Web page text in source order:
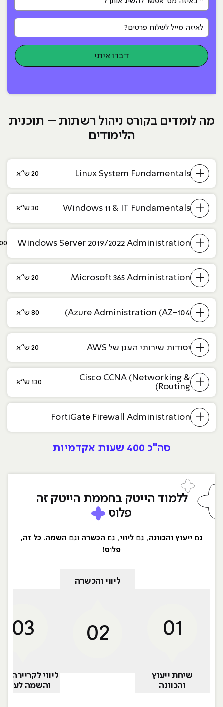
לאיזה מייל לשלוח פרטים?
דברו איתי
מה לומדים בקורס ניהול רשתות – תוכנית
הלימודים
+
Linux System Fundamentals 20 ש״א
+
Windows 11 & IT Fundamentals 30 ש״א
+
Windows Server 2019/2022 Administration
100
+
Microsoft 365 Administration 20 ש״א
+
Azure Administration (AZ-104) 80 ש״א
+ יסודות שירותי הענן של AWS 20 ש״א
+
Cisco CCNA (Networking &
Routing)
130 ש״א
+
FortiGate Firewall Administration
סה"כ 400 שעות אקדמיות
ללמוד הייטק בחממת הייטק זה
פלוס
גם ייעוץ והכוונה, גם ליווי, גם הכשרה וגם השמה. כל זה,
פלוס!
01
שיחת ייעוץ
והכוונה
02
ליווי והכשרה
03
ליווי לקריירה
והשמה